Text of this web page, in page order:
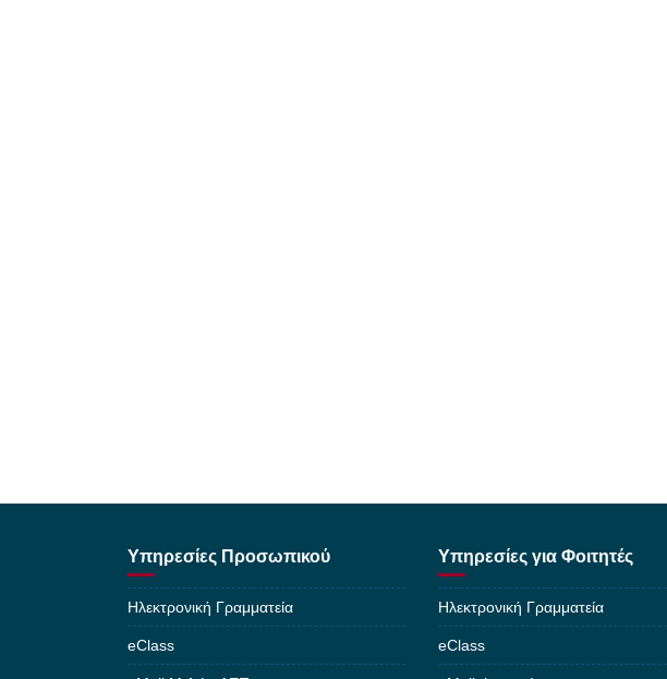
Υπηρεσίες Προσωπικού
Ηλεκτρονική Γραμματεία
eClass
Υπηρεσίες για Φοιτητές
Ηλεκτρονική Γραμματεία
eClass